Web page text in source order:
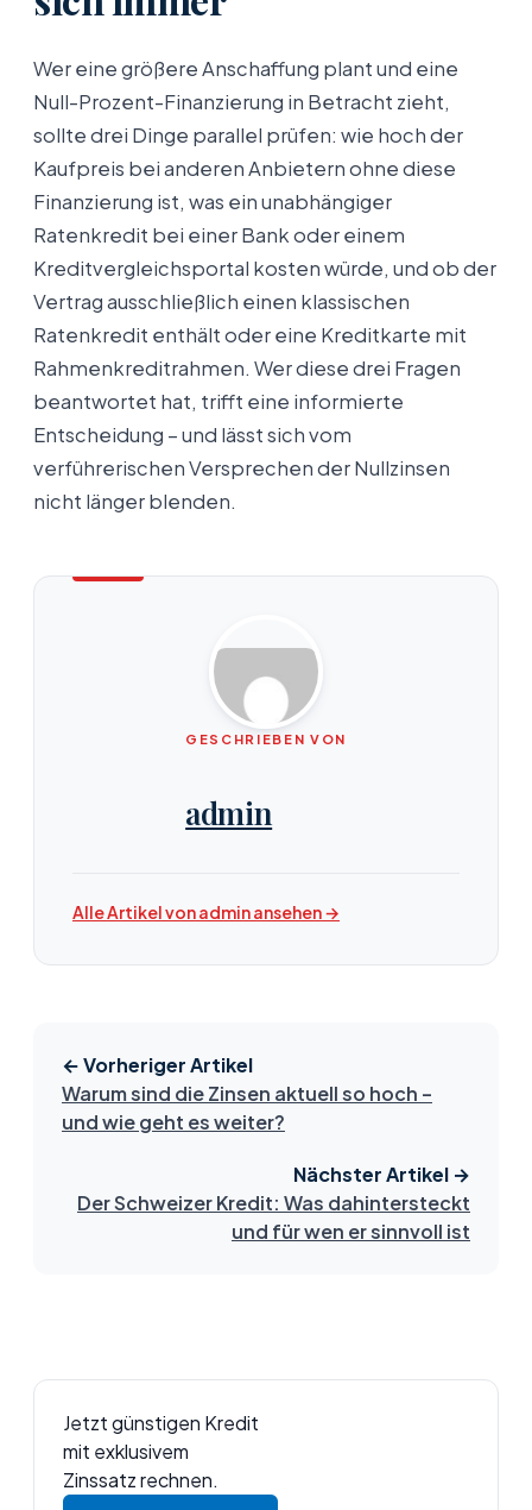
Wer eine größere Anschaffung plant und eine
Null-Prozent-Finanzierung in Betracht zieht,
sollte drei Dinge parallel prüfen: wie hoch der
Kaufpreis bei anderen Anbietern ohne diese
Finanzierung ist, was ein unabhängiger
Ratenkredit bei einer Bank oder einem
Kreditvergleichsportal kosten würde, und ob der
Vertrag ausschließlich einen klassischen
Ratenkredit enthält oder eine Kreditkarte mit
Rahmenkreditrahmen. Wer diese drei Fragen
beantwortet hat, trifft eine informierte
Entscheidung – und lässt sich vom
verführerischen Versprechen der Nullzinsen
nicht länger blenden.
GESCHRIEBEN VON
admin
Alle Artikel von admin ansehen →
← Vorheriger Artikel
Warum sind die Zinsen aktuell so hoch –
und wie geht es weiter?
Nächster Artikel →
Der Schweizer Kredit: Was dahintersteckt
und für wen er sinnvoll ist
Jetzt günstigen Kredit
mit exklusivem
Zinssatz rechnen.